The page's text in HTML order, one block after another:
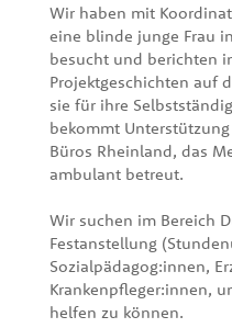
Wir haben mit
eine blinde junge Frau
besucht und berichten
Projektgeschichten auf
sie für ihre
bekommt
Büros Rheinland, das
ambulant betreut.
Wir suchen im Bereich
Festanstellung
Sozialpädagog:innen,
Krankenpfleger:innen,
helfen zu können.